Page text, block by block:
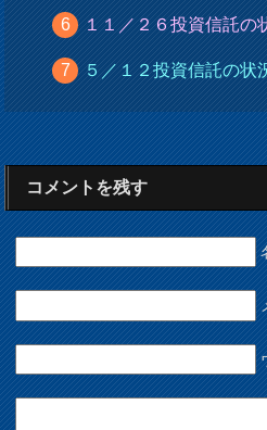
１１／２６投資信託の
５／１２投資信託の状
コメントを残す